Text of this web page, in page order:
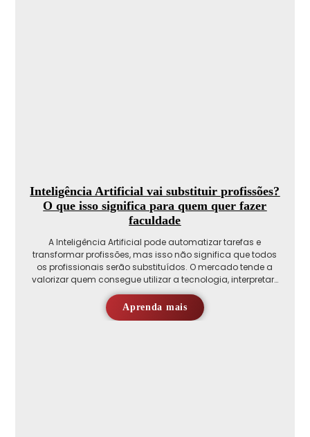
Inteligência Artificial vai substituir profissões?
O que isso significa para quem quer fazer
faculdade
A Inteligência Artificial pode automatizar tarefas e
transformar profissões, mas isso não significa que todos
os profissionais serão substituídos. O mercado tende a
valorizar quem consegue utilizar a tecnologia, interpretar…
Aprenda mais